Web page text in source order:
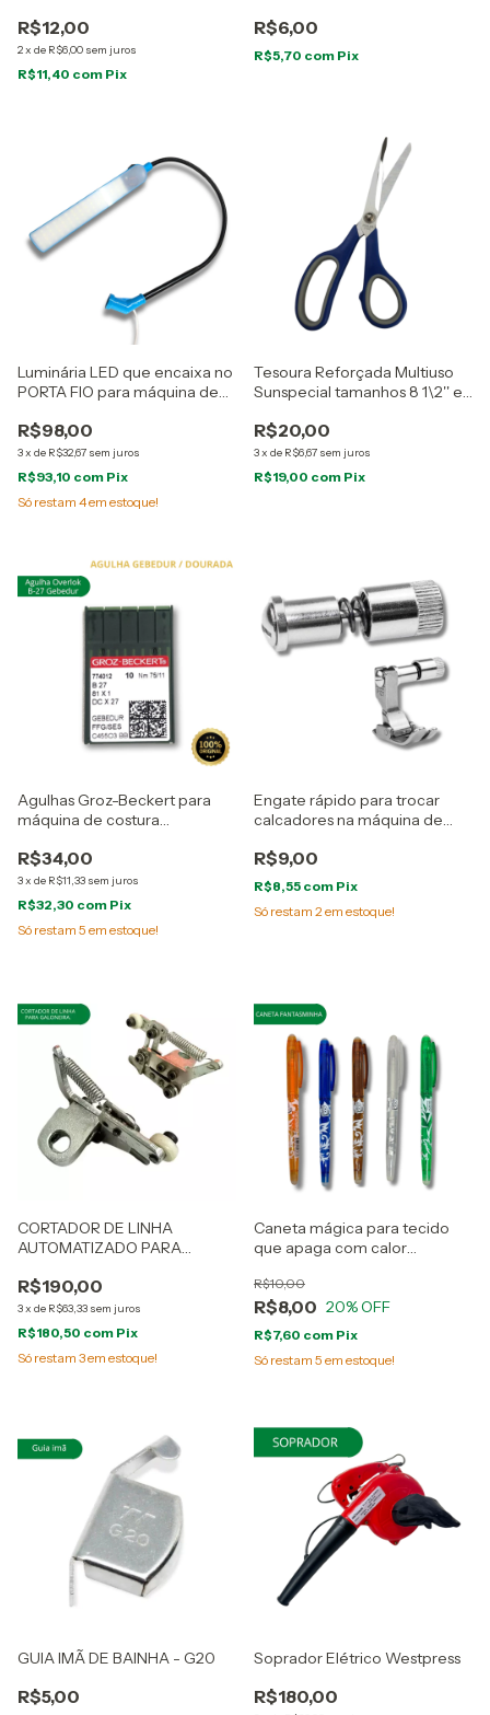
R$12,00
2x de R$6,00 sem juros
R$11,40 com Pix
R$6,00
R$5,70 com Pix
Luminária LED que encaixa no
PORTA FIO para máquina de
R$98,00
3x de R$32,67 sem juros
R$93,10 com Pix
Só restam 4em estoque!
Tesoura Reforçada Multiuso
Sunspecial tamanhos 8 1\2'' e
R$20,00
3x de R$6,67 sem juros
R$19,00 com Pix
Agulhas Groz-Beckert para
máquina de costura
Industrial código B27
GEBEDUR caixinha com 10
agulhas
R$34,00
3x de R$11,33 sem juros
R$32,30 com Pix
Só restam 5 em estoque!
Engate rápido para trocar
calcadores na máquina de
R$9,00
R$8,55 com Pix
Só restam 2em estoque!
CORTADOR DE LINHA
AUTOMATIZADO PARA
R$190,00
3x de R$63,33 sem juros
R$180,50 com Pix
Só restam 3em estoque!
Caneta mágica para tecido
que apaga com calor
R$8,00
R$10,00
20% OFF
R$7,60 com Pix
Só restam 5 em estoque!
GUIA IMÃ DE BAINHA - G20
R$5,00
Soprador Elétrico Westpress
R$180,00